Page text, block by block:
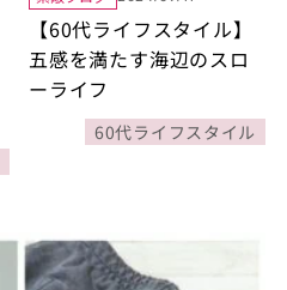
【60代ライフスタイル】
五感を満たす海辺のスロ
ーライフ
60代ライフスタイル